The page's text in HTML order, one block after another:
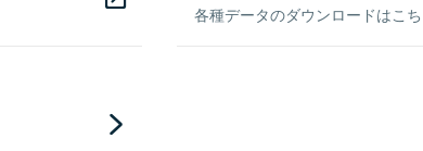
各種データのダウンロードはこ